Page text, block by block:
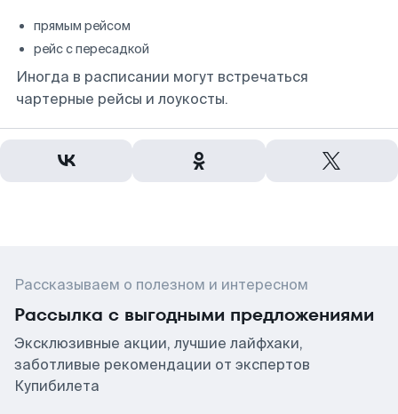
прямым рейсом
рейс с пересадкой
Иногда в расписании могут встречаться
чартерные рейсы и лоукосты.
Рассказываем о полезном и интересном
Рассылка с выгодными предложениями
Эксклюзивные акции, лучшие лайфхаки,
заботливые рекомендации от экспертов
Купибилета